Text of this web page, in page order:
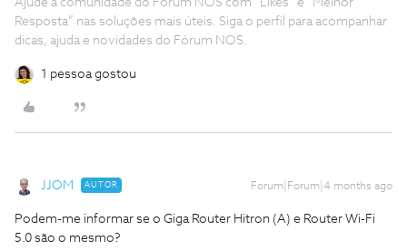
Ajude a comunidade do Fórum NOS com “Likes” e “Melhor
Resposta” nas soluções mais úteis. Siga o perfil para acompanhar
dicas, ajuda e novidades do Fórum NOS.
1 pessoa gostou
JJOM AUTOR Forum|Forum|4 months ago
Podem-me informar se o Giga Router Hitron (A) e Router Wi-Fi
5.0 são o mesmo?